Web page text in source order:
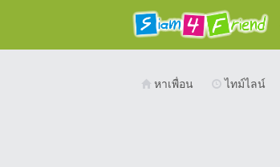
หาเพื่อน ไทม์ไลน์